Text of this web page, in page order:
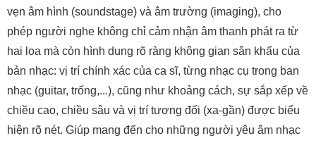
vẹn âm hình (soundstage) và âm trường (imaging), cho
phép người nghe không chỉ cảm nhận âm thanh phát ra từ
hai loa mà còn hình dung rõ ràng không gian sân khấu của
bản nhạc: vị trí chính xác của ca sĩ, từng nhạc cụ trong ban
nhạc (guitar, trống,...), cũng như khoảng cách, sự sắp xếp về
chiều cao, chiều sâu và vị trí tương đối (xa-gần) được biểu
hiện rõ nét. Giúp mang đến cho những người yêu âm nhạc